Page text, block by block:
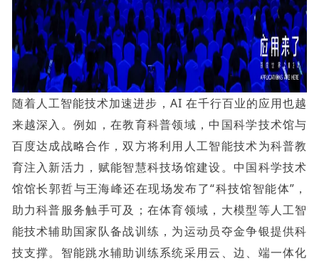
随着人工智能技术加速进步，AI 在千行百业的应用也越
来越深入。例如，在教育科普领域，中国科学技术馆与
百度达成战略合作，双方将利用人工智能技术为科普教
育注入新活力，赋能智慧科技场馆建设。中国科学技术
馆馆长郭哲与王海峰还在现场发布了“科技馆智能体”，
助力科普服务触手可及；在体育领域，大模型等人工智
能技术辅助国家队备战训练，为运动员夺金争银提供科
技支撑。智能跳水辅助训练系统采用云、边、端一体化